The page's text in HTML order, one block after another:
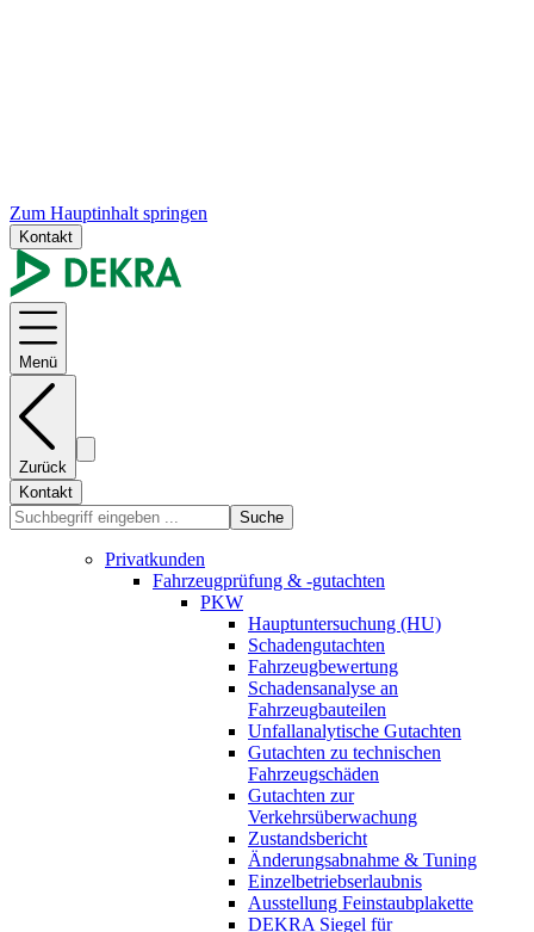
Zum Hauptinhalt springen
Kontakt
Menü
Zurück
Kontakt
Suche
Privatkunden
Fahrzeugprüfung & -gutachten
PKW
Hauptuntersuchung (HU)
Schadengutachten
Fahrzeugbewertung
Schadensanalyse an
Fahrzeugbauteilen
Unfallanalytische Gutachten
Gutachten zu technischen
Fahrzeugschäden
Gutachten zur
Verkehrsüberwachung
Zustandsbericht
Änderungsabnahme & Tuning
Einzelbetriebserlaubnis
Ausstellung Feinstaubplakette
DEKRA Siegel für